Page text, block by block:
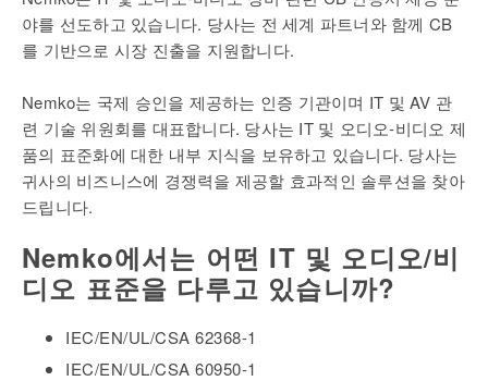
야를 선도하고 있습니다. 당사는 전 세계 파트너와 함께 CB
를 기반으로 시장 진출을 지원합니다.
Nemko는 국제 승인을 제공하는 인증 기관이며 IT 및 AV 관
련 기술 위원회를 대표합니다. 당사는 IT 및 오디오-비디오 제
품의 표준화에 대한 내부 지식을 보유하고 있습니다. 당사는
귀사의 비즈니스에 경쟁력을 제공할 효과적인 솔루션을 찾아
드립니다.
Nemko에서는 어떤 IT 및 오디오/비
디오 표준을 다루고 있습니까?
IEC/EN/UL/CSA 62368-1
IEC/EN/UL/CSA 60950-1